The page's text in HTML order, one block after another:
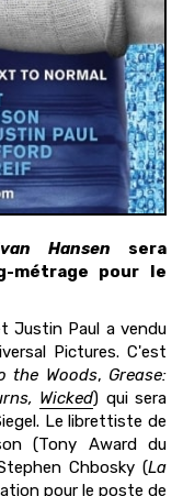
Hansen sera
métrage pour le
Justin Paul a vendu
Pictures. C'est
the Woods, Grease:
Wicked) qui sera
Le librettiste de
(Tony Award du
Chbosky (La
pour le poste de